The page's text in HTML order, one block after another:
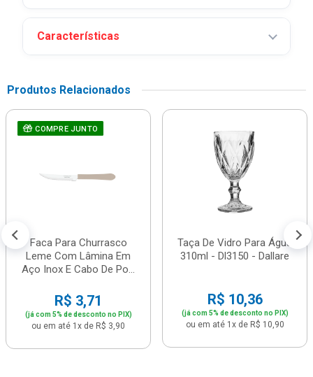
Características
Produtos Relacionados
COMPRE JUNTO
Faca Para Churrasco
Leme Com Lâmina Em
Aço Inox E Cabo De Po...
R$ 3,71
(já com 5% de desconto no PIX)
ou em até 1x de R$ 3,90
Taça De Vidro Para Água
310ml - Dl3150 - Dallare
R$ 10,36
(já com 5% de desconto no PIX)
ou em até 1x de R$ 10,90